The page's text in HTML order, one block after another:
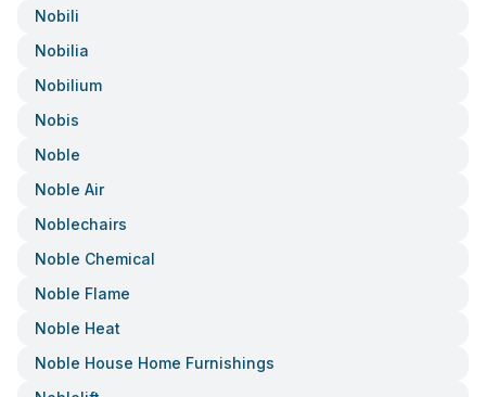
Nobili
Nobilia
Nobilium
Nobis
Noble
Noble Air
Noblechairs
Noble Chemical
Noble Flame
Noble Heat
Noble House Home Furnishings